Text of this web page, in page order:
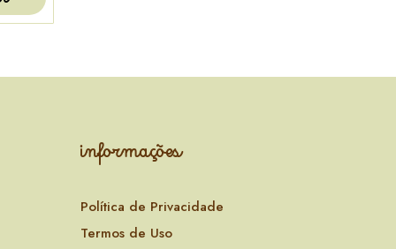
informações
Política de Privacidade
Termos de Uso